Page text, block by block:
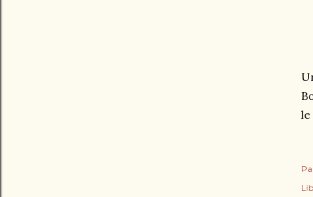
le